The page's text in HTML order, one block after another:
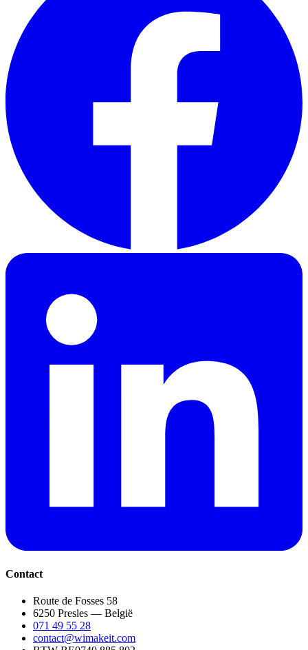
Contact
Route de Fosses 58
6250 Presles — België
071 49 55 28
contact@wimakeit.com